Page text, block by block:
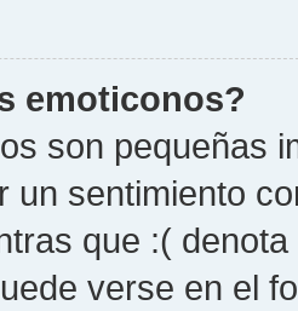
emoticonos?
son pequeñas
un sentimiento
que :(
verse en el